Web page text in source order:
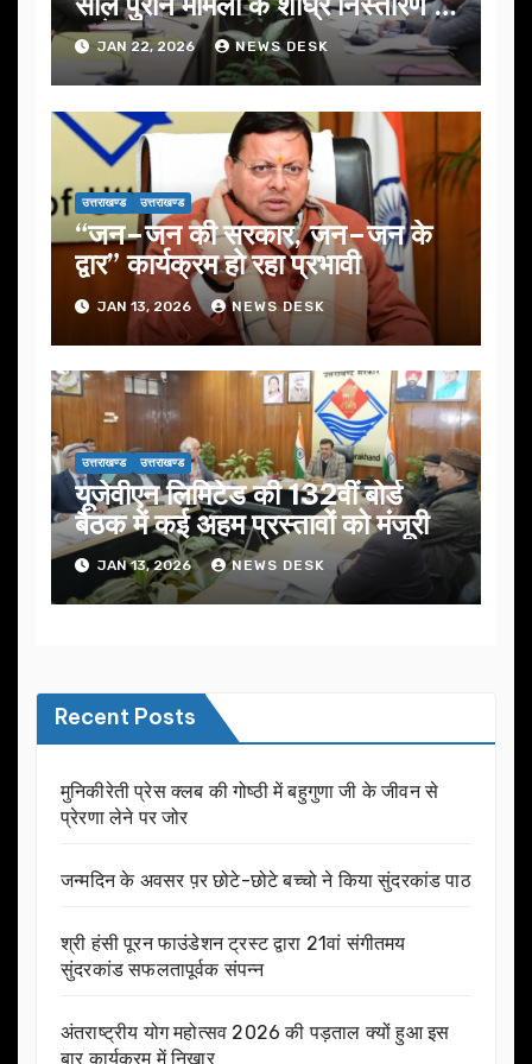
आदेश…
JAN 22, 2026 NEWS DESK
उत्तराखण्ड उत्तराखण्ड
“जन–जन की सरकार, जन–जन के
द्वार” कार्यक्रम हो रहा प्रभावी
JAN 13, 2026 NEWS DESK
उत्तराखण्ड उत्तराखण्ड
यूजेवीएन लिमिटेड की 132वीं बोर्ड
बैठक में कई अहम प्रस्तावों को मंजूरी
JAN 13, 2026 NEWS DESK
Recent Posts
मुनिकीरेती प्रेस क्लब की गोष्ठी में बहुगुणा जी के जीवन से
प्रेरणा लेने पर जोर
जन्मदिन के अवसर प़र छोटे-छोटे बच्चो ने किया सुंदरकांड पाठ
श्री हंसी पूरन फाउंडेशन ट्रस्ट द्वारा 21वां संगीतमय
सुंदरकांड सफलतापूर्वक संपन्न
अंतराष्ट्रीय योग महोत्सव 2026 की पड़ताल क्यों हुआ इस
बार कार्यक्रम में निखार